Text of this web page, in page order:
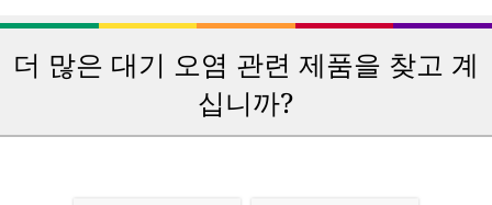
더 많은 대기 오염 관련 제품을 찾고 계
십니까?